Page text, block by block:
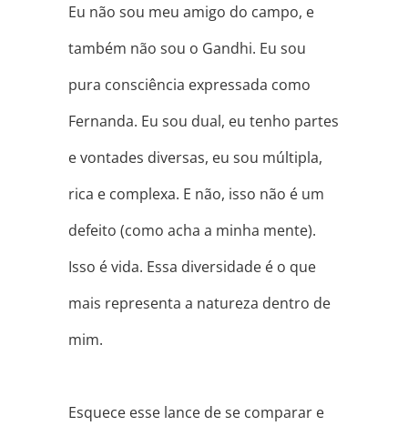
Eu não sou meu amigo do campo, e
também não sou o Gandhi. Eu sou
pura consciência expressada como
Fernanda. Eu sou dual, eu tenho partes
e vontades diversas, eu sou múltipla,
rica e complexa. E não, isso não é um
defeito (como acha a minha mente).
Isso é vida. Essa diversidade é o que
mais representa a natureza dentro de
mim.
Esquece esse lance de se comparar e